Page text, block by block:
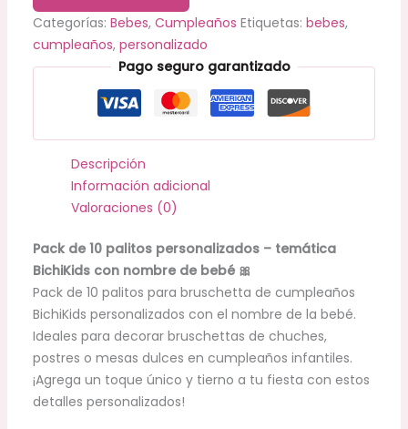
Categorías: Bebes, Cumpleaños Etiquetas: bebes,
cumpleaños, personalizado
Pago seguro garantizado
Descripción
Información adicional
Valoraciones (0)
Pack de 10 palitos personalizados – temática
BichiKids con nombre de bebé 🎀
Pack de 10 palitos para bruschetta de cumpleaños
BichiKids personalizados con el nombre de la bebé.
Ideales para decorar bruschettas de chuches,
postres o mesas dulces en cumpleaños infantiles.
¡Agrega un toque único y tierno a tu fiesta con estos
detalles personalizados!